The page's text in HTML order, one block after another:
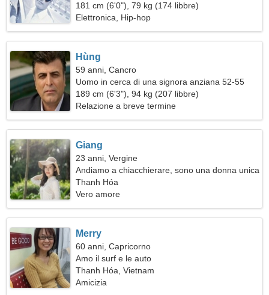
181 cm (6'0"), 79 kg (174 libbre)
Elettronica, Hip-hop
Hùng
59 anni, Cancro
Uomo in cerca di una signora anziana 52-55
189 cm (6'3"), 94 kg (207 libbre)
Relazione a breve termine
Giang
23 anni, Vergine
Andiamo a chiacchierare, sono una donna unica
Thanh Hóa
Vero amore
Merry
60 anni, Capricorno
Amo il surf e le auto
Thanh Hóa, Vietnam
Amicizia